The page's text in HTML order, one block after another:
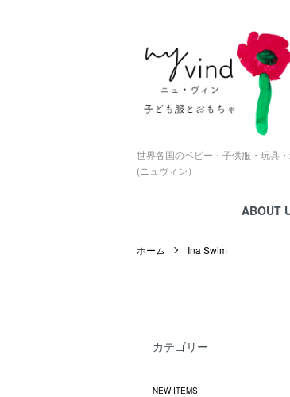
世界各国のベビー・子供服・玩具
(ニュヴィン）
ABOUT
ホーム Ina Swim
カテゴリー
NEW ITEMS